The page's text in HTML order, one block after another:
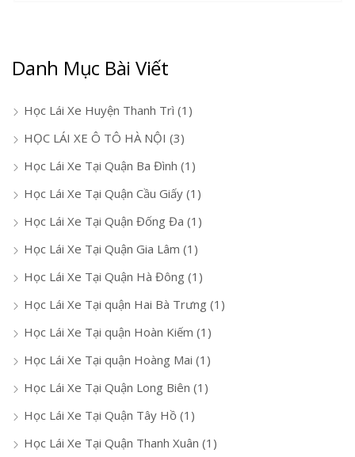
Danh Mục Bài Viết
Học Lái Xe Huyện Thanh Trì (1)
HỌC LÁI XE Ô TÔ HÀ NỘI (3)
Học Lái Xe Tại Quận Ba Đình (1)
Học Lái Xe Tại Quận Cầu Giấy (1)
Học Lái Xe Tại Quận Đống Đa (1)
Học Lái Xe Tại Quận Gia Lâm (1)
Học Lái Xe Tại Quận Hà Đông (1)
Học Lái Xe Tại quận Hai Bà Trưng (1)
Học Lái Xe Tại quận Hoàn Kiếm (1)
Học Lái Xe Tại quận Hoàng Mai (1)
Học Lái Xe Tại Quận Long Biên (1)
Học Lái Xe Tại Quận Tây Hồ (1)
Học Lái Xe Tại Quận Thanh Xuân (1)